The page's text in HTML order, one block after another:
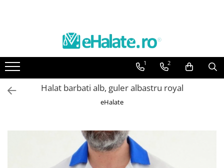
Toate Produsele
Bluze Unisex
Pantaloni Unisex
Costume Unisex
Bluze medicale uni
1 2
Halat barbati alb, guler albastru royal
eHalate